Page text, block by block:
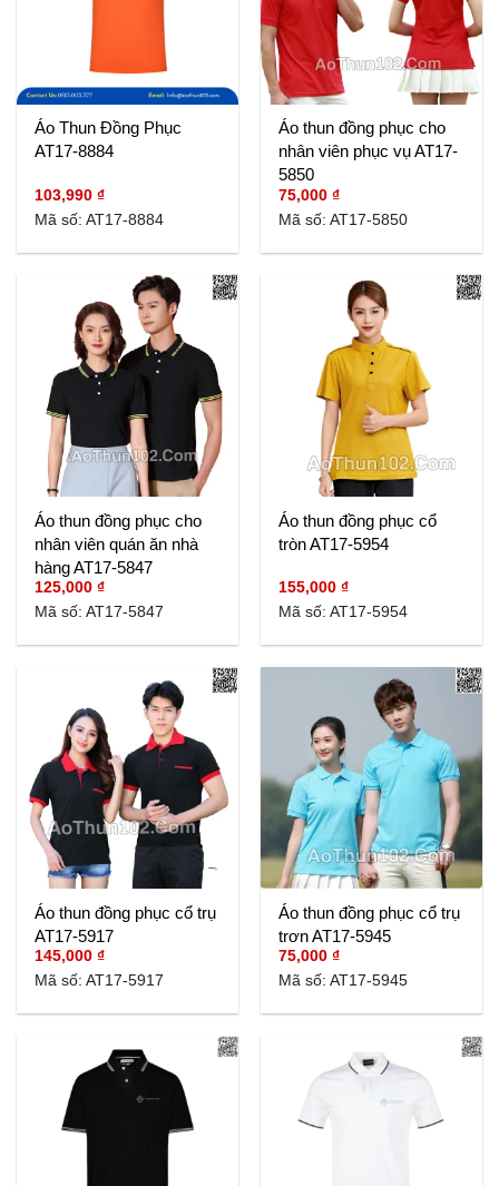
Áo Thun Đồng Phục
AT17-8884
103,990₫
Mã số: AT17-8884
Áo thun đồng phục cho
nhân viên phục vụ AT17-
5850
75,000₫
Mã số: AT17-5850
Áo thun đồng phục cho
nhân viên quán ăn nhà
hàng AT17-5847
125,000₫
Mã số: AT17-5847
Áo thun đồng phục cổ
tròn AT17-5954
155,000₫
Mã số: AT17-5954
Áo thun đồng phục cổ trụ
AT17-5917
145,000₫
Mã số: AT17-5917
Áo thun đồng phục cổ trụ
trơn AT17-5945
75,000₫
Mã số: AT17-5945